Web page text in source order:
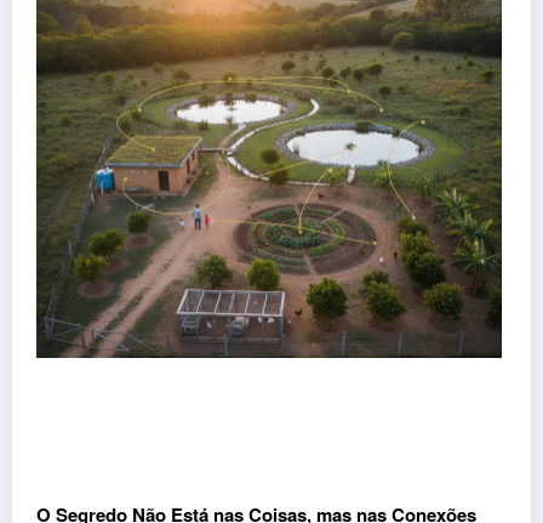
O Segredo Não Está nas Coisas, mas nas Conexões